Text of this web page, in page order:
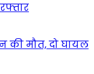
की मौत, दो घायल